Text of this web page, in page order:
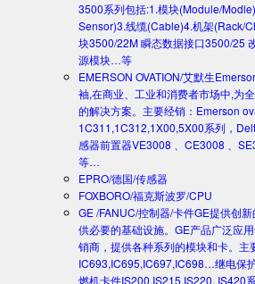
3500系列包括:1.模块(Module/
Sensor)3.线缆(Cable)4.机架(Rack/
块3500/22M 瞬态数据接口3500/25
源模块…等
EMERSON OVATION/艾默生
袖,在商业、工业和消费者市场中,为
的解决方案。主要经销：Emerson
1C311,1C312,1X00,5X00系列，
感器前置器VE3008 、CE3008 、
等…
EPRO/德国/传感器
FOXBORO/福克斯波罗/CPU
GE /FANUC/控制器/卡件GE提供创
供必要的基础设施。GE产品广泛应
销商，提供各种系列的模块和卡。主
IC693,IC695,IC697,IC698…继电保
燃机卡件IS200,IS215,IS220, IS420